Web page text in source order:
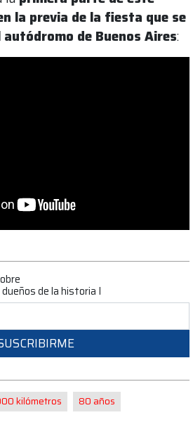
la previa de la fiesta que se
de Buenos Aires:
de la historia I
kilómetros 80 años